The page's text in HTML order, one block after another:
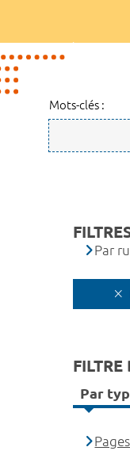
Mots-clés :
Par
FILTRE
Par
Pages